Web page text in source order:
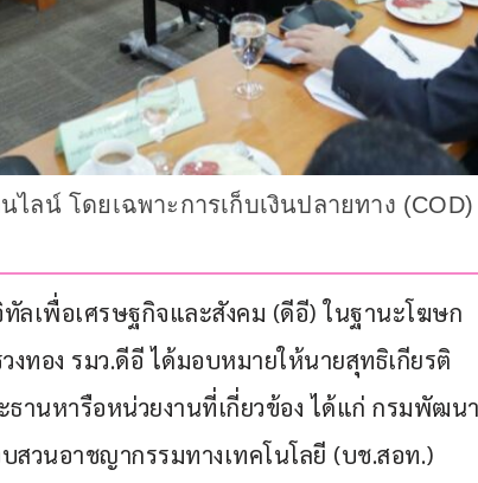
ลน์ โดยเฉพาะการเก็บเงินปลายทาง
ลเพื่อเศรษฐกิจและสังคม (ดีอี) ในฐานะโฆษก
งทอง รมว.ดีอี ได้มอบหมายให้นายสุทธิเกียรติ
านหารือหน่วยงานที่เกี่ยวข้อง ได้แก่ กรมพัฒนา
วนอาชญากรรมทางเทคโนโลยี (บช.สอท.)